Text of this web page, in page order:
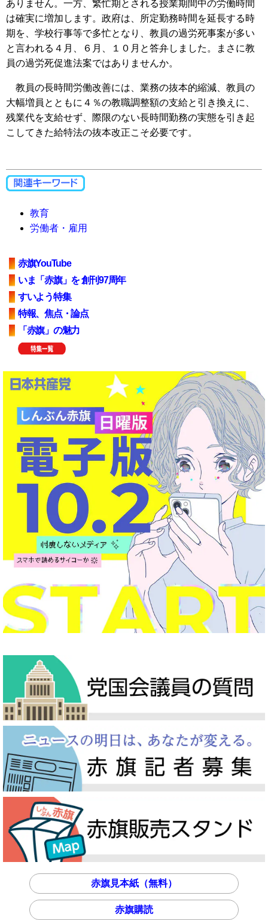
ありません。一方、繁忙期とされる授業期間中の労働時間
は確実に増加します。政府は、所定勤務時間を延長する時
期を、学校行事等で多忙となり、教員の過労死事案が多い
と言われる４月、６月、１０月と答弁しました。まさに教
員の過労死促進法案ではありませんか。
教員の長時間労働改善には、業務の抜本的縮減、教員の
大幅増員とともに４％の教職調整額の支給と引き換えに、
残業代を支給せず、際限のない長時間勤務の実態を引き起
こしてきた給特法の抜本改正こそ必要です。
教育
労働者・雇用
赤旗YouTube
いま「赤旗」を 創刊97周年
すいよう特集
特報、焦点・論点
「赤旗」の魅力
赤旗見本紙（無料）
赤旗購読